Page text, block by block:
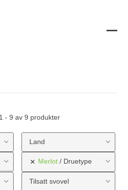
1 - 9 av 9 produkter
Land
Merlot Druetype
Tilsatt svovel